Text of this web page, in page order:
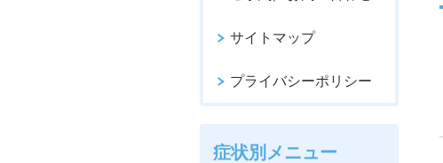
サイトマップ
プライバシーポリシー
症状別メニュー